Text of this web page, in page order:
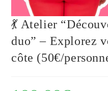
💃 Atelier
duo” – Explorez
côte (50€/